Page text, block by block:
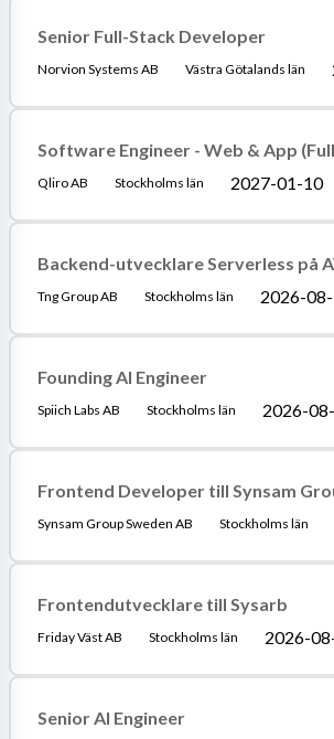
Senior Full-Stack Developer
Norvion Systems AB Västra Götalands län
Software Engineer - Web & App
Qliro AB Stockholms län 2027-01-10
Backend-utvecklare Serverless på
Tng Group AB Stockholms län 2026-
Founding AI Engineer
Spiich Labs AB Stockholms län 2026-
Frontend Developer till Synsam
Synsam Group Sweden AB Stockholms län
Frontendutvecklare till Sysarb
Friday Väst AB Stockholms län 2026-
Senior AI Engineer